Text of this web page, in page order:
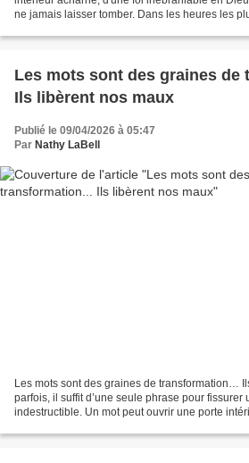
ne jamais laisser tomber. Dans les heures les
Les mots sont des graines de
Ils libèrent nos maux
Publié le 09/04/2026 à 05:47
Par Nathy LaBell
Les mots sont des graines de transformation…
parfois, il suffit d’une seule phrase pour fissurer
indestructible. Un mot peut ouvrir une porte